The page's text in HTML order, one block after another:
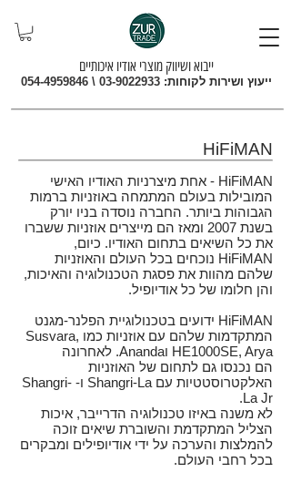
ייעוץ ושירות לקוחות: 03-9022933
\
054-4959846
ייבוא ושיווק מוצרי אודיו איכותיים
HiFiMAN
HiFiMAN - אחת מיצרניות האודיו האישי
המובילות בעולם המתמחה באוזניות ברמות
הגבוהות ביותר. החברה נוסדה בניו יורק
בשנת 2007 ומאז הם מייצרים אוזניות ששברו
את כל השיאים בתחום האודיו. כיום,
HiFiMAN נוכחים בכל העולם והאוזניות
שלהם מהוות את פסגת הטכנולוגיה והאיכות,
והן חלומו של כל אודיופיל.
HiFiMAN ידועים בטכנולוגיית הפלנר-מגנט
המתקדמות שלהם עם אוזניות כמו Susvara,
HE1000SE, Arya וAnanda. לאחרונה
הם נכנסו גם לתחום של האוזניות
האלקטרוסטטיות עם Shangri-La ו- Shangri-
La Jr.
לא משנה באיזו טכנולוגיה הדרייבר, איכות
הצליל המתקדמת והשוברת שיאים זוכה
להמלצות והערכה על ידי אודיופילים ומבקרים
בכל רחבי העולם.